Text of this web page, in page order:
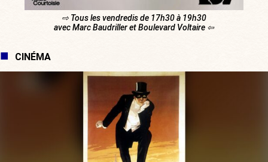
⇨ Tous les vendredis de 17h30 à 19h30
avec Marc Baudriller et Boulevard Voltaire ⇦
CINÉMA